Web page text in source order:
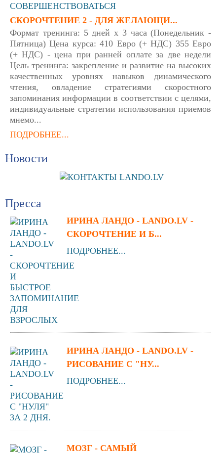
СКОРОЧТЕНИЕ 2 - ДЛЯ ЖЕЛАЮЩИ...
Формат тренинга: 5 дней х 3 часа (Понедельник -
Пятница) Цена курса: 410 Евро (+ НДС) 355 Евро
(+ НДС) - цена при ранней оплате за две недели
Цель тренинга: закрепление и развитие на высоких
качественных уровнях навыков динамического
чтения, овладение стратегиями скоростного
запоминания информации в соответствии с целями,
индивидуальные стратегии использования приемов
мнемо...
ПОДРОБНЕЕ...
Новости
Пресса
ИРИНА ЛАНДО - LANDO.LV -
СКОРОЧТЕНИЕ И Б...
ПОДРОБНЕЕ...
ИРИНА ЛАНДО - LANDO.LV -
РИСОВАНИЕ С "НУ...
ПОДРОБНЕЕ...
МОЗГ - САМЫЙ